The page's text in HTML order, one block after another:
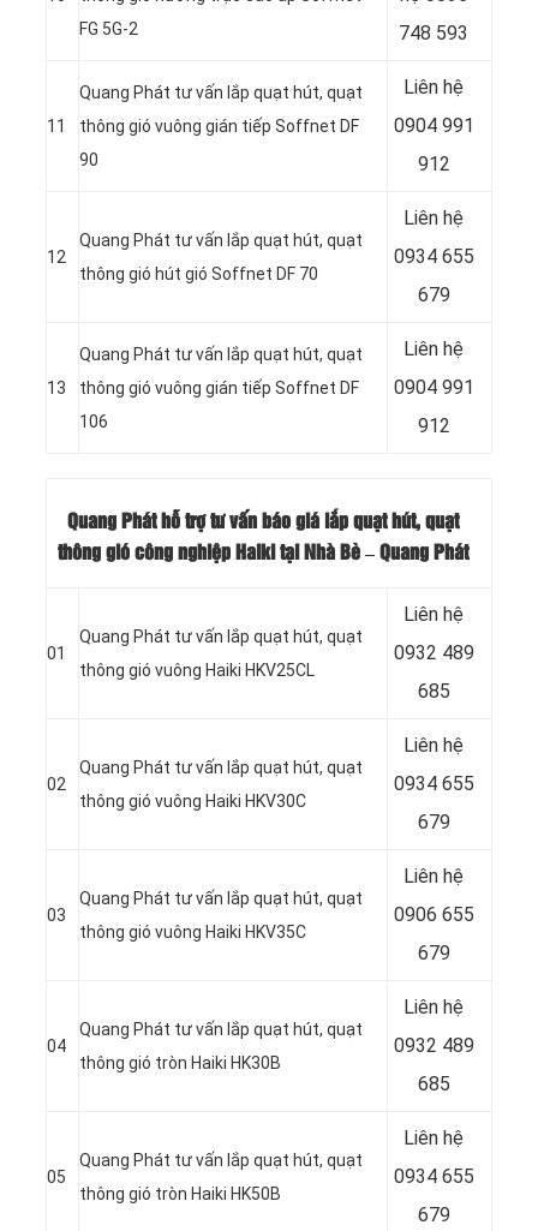
FG 5G-2
748 593
11
Quang Phát tư vấn lắp quạt hút, quạt
thông gió vuông gián tiếp Soffnet DF
90
Liên hệ
0904 991
912
12
Quang Phát tư vấn lắp quạt hút, quạt
thông gió hút gió Soffnet DF 70
Liên hệ
0934 655
679
13
Quang Phát tư vấn lắp quạt hút, quạt
thông gió vuông gián tiếp Soffnet DF
106
Liên hệ
0904 991
912
Quang Phát hỗ trợ tư vấn báo giá lắp quạt hút, quạt
thông gió công nghiệp Haiki tại Nhà Bè – Quang Phát
01
Quang Phát tư vấn lắp quạt hút, quạt
thông gió vuông Haiki HKV25CL
Liên hệ
0932 489
685
02
Quang Phát tư vấn lắp quạt hút, quạt
thông gió vuông Haiki HKV30C
Liên hệ
0934 655
679
03
Quang Phát tư vấn lắp quạt hút, quạt
thông gió vuông Haiki HKV35C
Liên hệ
0906 655
679
04
Quang Phát tư vấn lắp quạt hút, quạt
thông gió tròn Haiki HK30B
Liên hệ
0932 489
685
05
Quang Phát tư vấn lắp quạt hút, quạt
thông gió tròn Haiki HK50B
Liên hệ
0934 655
679